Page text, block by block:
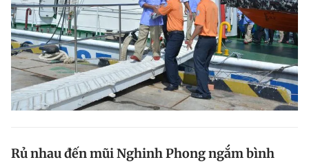
Rủ nhau đến mũi Nghinh Phong ngắm bình